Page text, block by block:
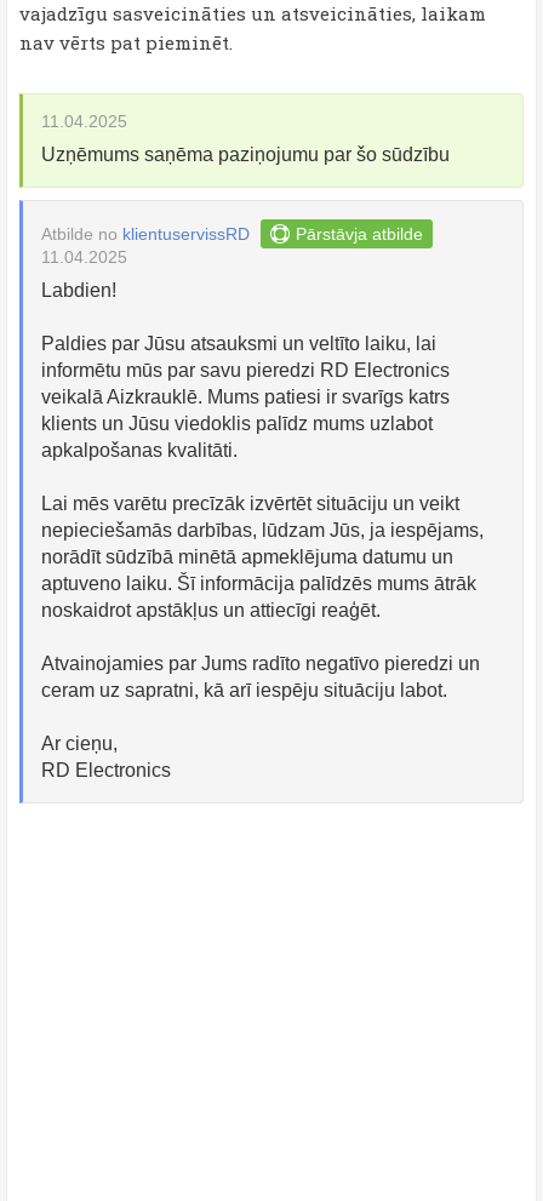
vajadzīgu sasveicināties un atsveicināties, laikam
nav vērts pat pieminēt.
11.04.2025
Uzņēmums saņēma paziņojumu par šo sūdzību
Atbilde no klientuservissRD
Pārstāvja atbilde
11.04.2025
Labdien!
Paldies par Jūsu atsauksmi un veltīto laiku, lai
informētu mūs par savu pieredzi RD Electronics
veikalā Aizkrauklē. Mums patiesi ir svarīgs katrs
klients un Jūsu viedoklis palīdz mums uzlabot
apkalpošanas kvalitāti.
Lai mēs varētu precīzāk izvērtēt situāciju un veikt
nepieciešamās darbības, lūdzam Jūs, ja iespējams,
norādīt sūdzībā minētā apmeklējuma datumu un
aptuveno laiku. Šī informācija palīdzēs mums ātrāk
noskaidrot apstākļus un attiecīgi reaģēt.
Atvainojamies par Jums radīto negatīvo pieredzi un
ceram uz sapratni, kā arī iespēju situāciju labot.
Ar cieņu,
RD Electronics